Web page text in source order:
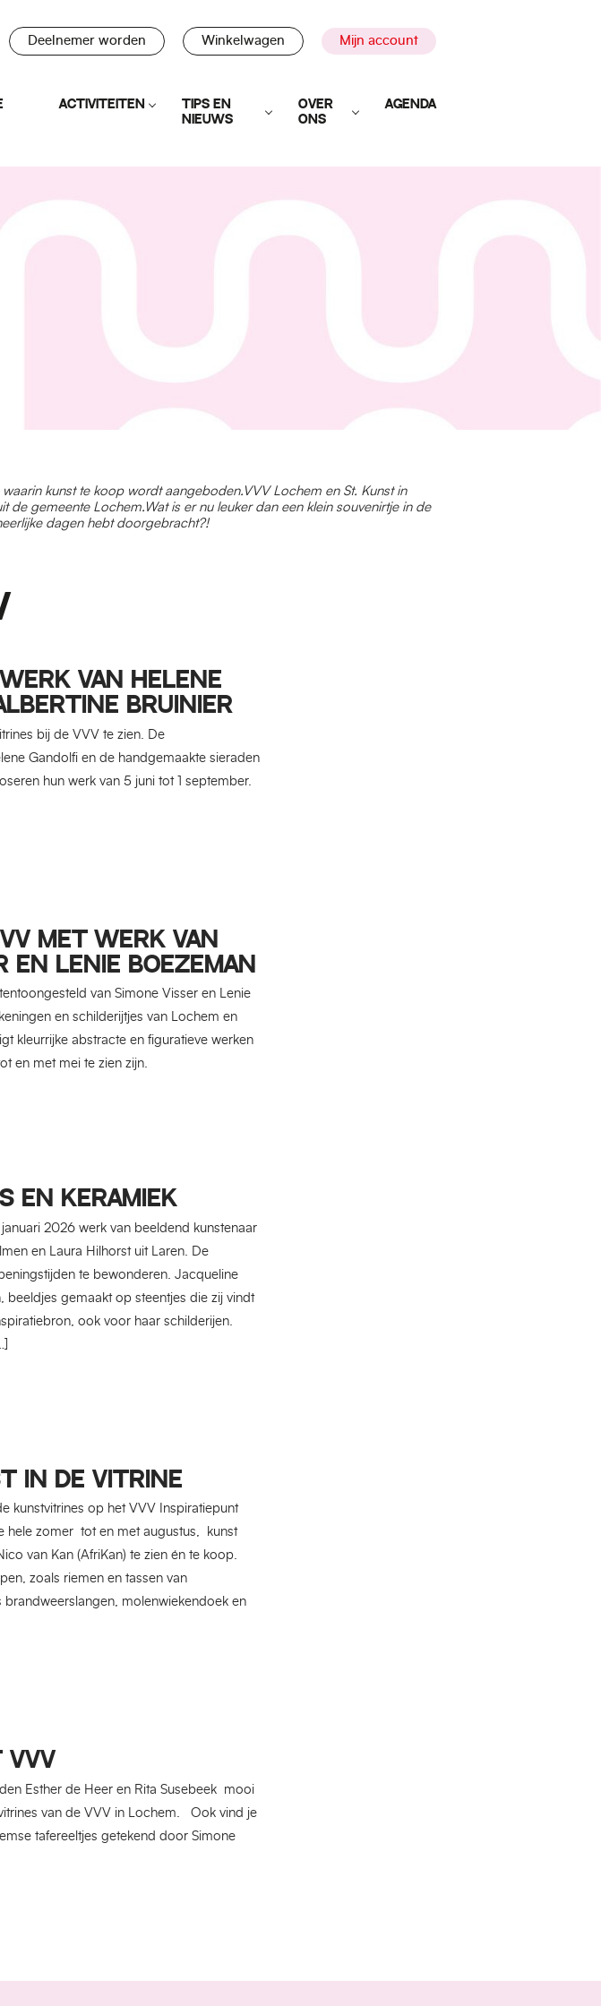
Deelnemer worden Winkelwagen Mijn account
ACTIVITEITEN
TIPS EN
NIEUWS
OVER
ONS
AGENDA
kunst te koop wordt aangeboden. VVV Lochem en St. Kunst in
de gemeente Lochem. Wat is er nu leuker dan een klein souvenirtje in de
dagen hebt doorgebracht?!
VAN HELENE
BRUINIER
bij de VVV te zien. De
Gandolfi en de handgemaakte sieraden
hun werk van 5 juni tot 1 september.
MET WERK VAN
EN LENIE BOEZEMAN
van Simone Visser en Lenie
en schilderijtjes van Lochem en
kleurrijke abstracte en figuratieve werken
en met mei te zien zijn.
EN KERAMIEK
2026 werk van beeldend kunstenaar
en Laura Hilhorst uit Laren. De
te bewonderen. Jacqueline
beeldjes gemaakt op steentjes die zij vindt
ook voor haar schilderijen.
IN DE VITRINE
kunstvitrines op het VVV Inspiratiepunt
hele zomer tot en met augustus, kunst
van Kan (AfriKan) te zien én te koop.
zoals riemen en tassen van
molenwiekendoek en
VVV
Esther de Heer en Rita Susebeek mooi
van de VVV in Lochem. Ook vind je
tafereeltjes getekend door Simone